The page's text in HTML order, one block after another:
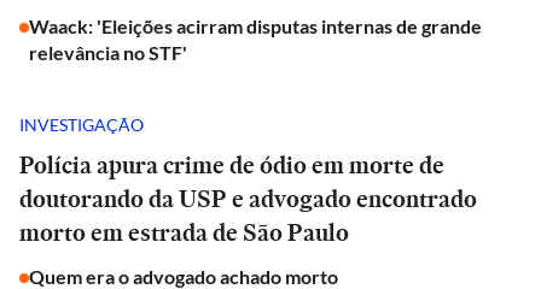
Waack: 'Eleições acirram disputas internas de grande
relevância no STF'
INVESTIGAÇÃO
Polícia apura crime de ódio em morte de
doutorando da USP e advogado encontrado
morto em estrada de São Paulo
Quem era o advogado achado morto